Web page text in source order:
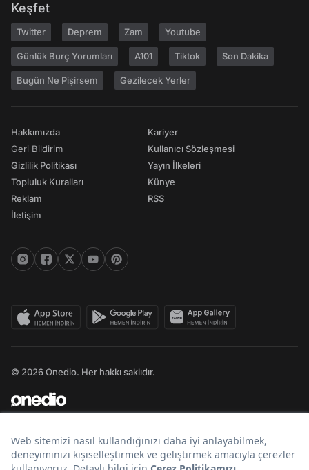
Keşfet
Twitter Deprem Zam Youtube
Günlük Burç Yorumları A101 Tiktok Son Dakika
Bugün Ne Pişirsem Gezilecek Yerler
Hakkımızda
Geri Bildirim
Gizlilik Politikası
Topluluk Kuralları
Reklam
İletişim
Kariyer
Kullanıcı Sözleşmesi
Yayın İlkeleri
Künye
RSS
© 2026 Onedio. Her hakkı saklıdır.
Bir markasıdır.